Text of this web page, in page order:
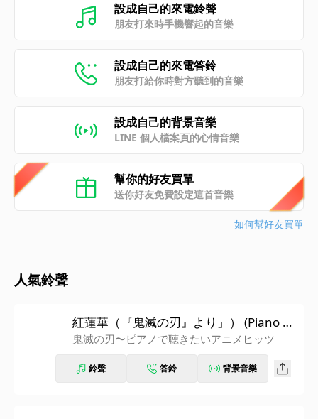
設成自己的來電鈴聲
朋友打來時手機響起的音樂
設成自己的來電答鈴
朋友打給你時對方聽到的音樂
設成自己的背景音樂
LINE 個人檔案頁的心情音樂
幫你的好友買單
送你好友免費設定這首音樂
如何幫好友買單
人氣鈴聲
紅蓮華（『鬼滅の刃』より」） (Piano Ve
r.)
鬼滅の刃〜ピアノで聴きたいアニメヒッツ
鈴聲 答鈴 背景音樂